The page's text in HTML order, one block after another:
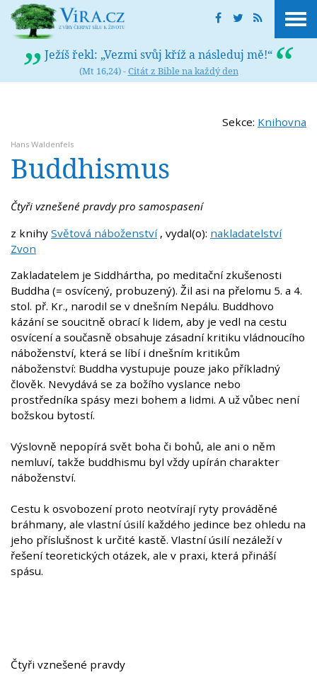
Ježíš řekl: „Vezmi svůj kříž a následuj mě!“
(Mt 16,24) -Citát z Bible na každý den
Sekce: Knihovna
Hans Waldenfels
Buddhismus
Čtyři vznešené pravdy pro samospasení
z knihy Světová náboženství, vydal(o): nakladatelství
Zvon
Zakladatelem je Siddhártha, po meditační zkušenosti
Buddha (= osvícený, probuzený). Žil asi na přelomu 5. a 4.
stol. př. Kr., narodil se v dnešním Nepálu. Buddhovo
kázání se soucitně obrací k lidem, aby je vedl na cestu
osvícení a současně obsahuje zásadní kritiku vládnoucího
náboženství, která se líbí i dnešním kritikům
náboženství: Buddha vystupuje pouze jako příkladný
člověk. Nevydává se za božího vyslance nebo
prostředníka spásy mezi bohem a lidmi. A už vůbec není
božskou bytostí.
Výslovně nepopírá svět boha či bohů, ale ani o něm
nemluví, takže buddhismu byl vždy upírán charakter
náboženství.
Cestu k osvobození proto neotvírají ryty prováděné
bráhmany, ale vlastní úsilí každého jedince bez ohledu na
jeho příslušnost k určité kastě. Vlastní úsilí nezáleží v
řešení teoretických otázek, ale v praxi, která přináší
spásu.
Čtyři vznešené pravdy